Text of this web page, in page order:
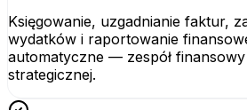
Księgowanie, uzgadnianie faktur,
wydatków i raportowanie
automatyczne — zespół
strategicznej.